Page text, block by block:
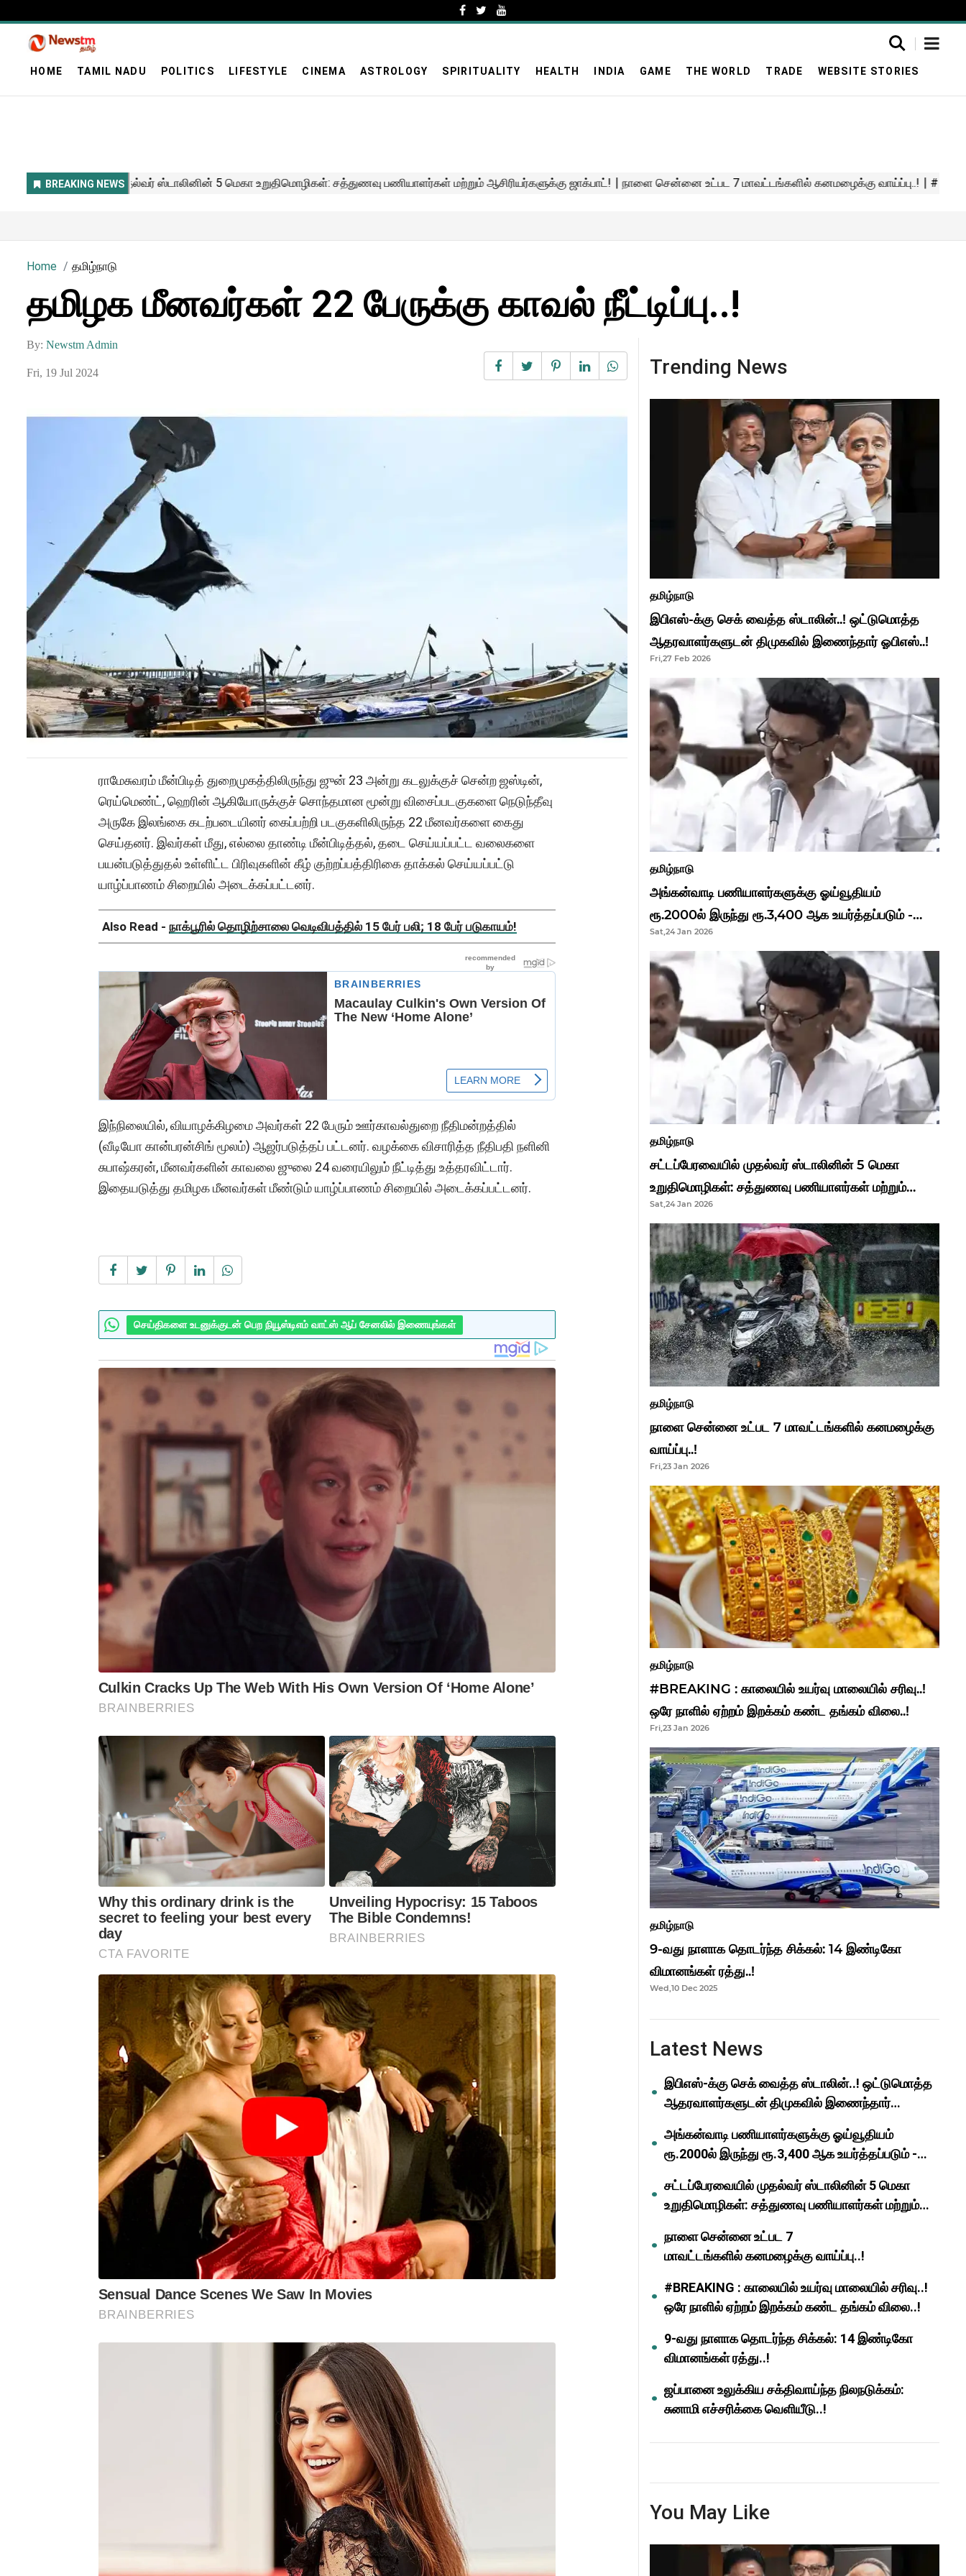
HOME TAMIL NADU POLITICS LIFESTYLE CINEMA ASTROLOGY SPIRITUALITY HEALTH INDIA GAME THE WORLD TRADE WEBSITE STORIES
Home தமிழ்நாடு
தமிழக மீனவர்கள் 22 பேருக்கு காவல் நீட்டிப்பு..!
By: Newstm Admin
Fri, 19 Jul 2024
ராமேசுவரம் மீன்பிடித் துறைமுகத்திலிருந்து ஜுன் 23 அன்று கடலுக்குச் சென்ற ஜஸ்டின்,
ரெய்மெண்ட், ஹெரின் ஆகியோருக்குச் சொந்தமான மூன்று விசைப்படகுகளை நெடுந்தீவு
அருகே இலங்கை கடற்படையினர் கைப்பற்றி படகுகளிலிருந்த 22 மீனவர்களை கைது
செய்தனர். இவர்கள் மீது, எல்லை தாண்டி மீன்பிடித்தல், தடை செய்யப்பட்ட வலைகளை
பயன்படுத்துதல் உள்ளிட்ட பிரிவுகளின் கீழ் குற்றப்பத்திரிகை தாக்கல் செய்யப்பட்டு
யாழ்ப்பாணம் சிறையில் அடைக்கப்பட்டனர்.
Also Read - நாக்பூரில் தொழிற்சாலை வெடிவிபத்தில் 15 பேர் பலி; 18 பேர் படுகாயம்!
இந்நிலையில், வியாழக்கிழமை அவர்கள் 22 பேரும் ஊர்காவல்துறை நீதிமன்றத்தில்
(வீடியோ கான்பரன்சிங் மூலம்) ஆஜர்படுத்தப் பட்டனர். வழக்கை விசாரித்த நீதிபதி நளினி
சுபாஷ்கரன், மீனவர்களின் காவலை ஜுலை 24 வரையிலும் நீட்டித்து உத்தரவிட்டார்.
இதையடுத்து தமிழக மீனவர்கள் மீண்டும் யாழ்ப்பாணம் சிறையில் அடைக்கப்பட்டனர்.
செய்திகளை உடனுக்குடன் பெற நியூஸ்டிஎம் வாட்ஸ் ஆப் சேனலில் இணையுங்கள்
Trending News
தமிழ்நாடு
இபிஎஸ்-க்கு செக் வைத்த ஸ்டாலின்..! ஒட்டுமொத்த
ஆதரவாளர்களுடன் திமுகவில் இணைந்தார் ஓபிஎஸ்..!
Fri,27 Feb 2026
தமிழ்நாடு
அங்கன்வாடி பணியாளர்களுக்கு ஓய்வூதியம்
ரூ.2000ல் இருந்து ரூ.3,400 ஆக உயர்த்தப்படும் -
முதல்வர் மு.க.ஸ்டாலின்..!
Sat,24 Jan 2026
தமிழ்நாடு
சட்டப்பேரவையில் முதல்வர் ஸ்டாலினின் 5 மெகா
உறுதிமொழிகள்: சத்துணவு பணியாளர்கள் மற்றும்
ஆசிரியர்களுக்கு ஜாக்பாட்!
Sat,24 Jan 2026
தமிழ்நாடு
நாளை சென்னை உட்பட 7 மாவட்டங்களில் கனமழைக்கு
வாய்ப்பு..!
Fri,23 Jan 2026
தமிழ்நாடு
#BREAKING : காலையில் உயர்வு மாலையில் சரிவு..!
ஒரே நாளில் ஏற்றம் இறக்கம் கண்ட தங்கம் விலை..!
Fri,23 Jan 2026
தமிழ்நாடு
9-வது நாளாக தொடர்ந்த சிக்கல்: 14 இண்டிகோ
விமானங்கள் ரத்து..!
Wed,10 Dec 2025
Latest News
இபிஎஸ்-க்கு செக் வைத்த ஸ்டாலின்..! ஒட்டுமொத்த
ஆதரவாளர்களுடன் திமுகவில் இணைந்தார்
அங்கன்வாடி பணியாளர்களுக்கு ஓய்வூதியம்
ரூ.2000ல் இருந்து ரூ.3,400 ஆக உயர்த்தப்படும் -
சட்டப்பேரவையில் முதல்வர் ஸ்டாலினின் 5 மெகா
உறுதிமொழிகள்: சத்துணவு பணியாளர்கள் மற்றும்
நாளை சென்னை உட்பட 7
மாவட்டங்களில் கனமழைக்கு வாய்ப்பு..!
#BREAKING : காலையில் உயர்வு மாலையில் சரிவு..!
ஒரே நாளில் ஏற்றம் இறக்கம் கண்ட தங்கம் விலை..!
9-வது நாளாக தொடர்ந்த சிக்கல்: 14 இண்டிகோ
விமானங்கள் ரத்து..!
ஜப்பானை உலுக்கிய சக்திவாய்ந்த நிலநடுக்கம்:
சுனாமி எச்சரிக்கை வெளியீடு..!
You May Like